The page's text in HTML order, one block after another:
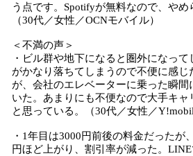
う点です。Spotifyが無料なので、やめ
（30代／女性／OCNモバイル）
＜不満の声＞
・ビル群や地下になると圏外になっ
がかなり落ちてしまうので不便に感じ
が、会社のエレベーターに乗った瞬
いた。あまりにも不便なので大手キ
と思っている。（30代／女性／
・1年目は3000円前後の料金だったが
円ほど上がり、割引率が減った。LINE